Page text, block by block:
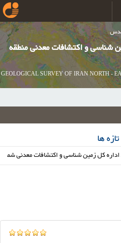
شناسی و اکتشافات معدنی منطقه
GEOLOGICAL SURVEY OF IRAN NORTH -
تازه ها
کل زمین شناسی و اکتشافات معدنی شمال